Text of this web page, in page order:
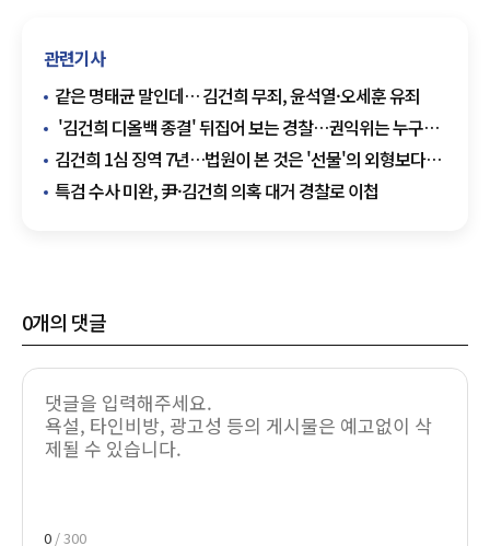
관련기사
같은 명태균 말인데… 김건희 무죄, 윤석열·오세훈 유죄
'김건희 디올백 종결' 뒤집어 보는 경찰…권익위는 누구의
권익을 지켰나
김건희 1심 징역 7년…법원이 본 것은 '선물'의 외형보다
청탁의 맥락
특검 수사 미완, 尹·김건희 의혹 대거 경찰로 이첩
0개의 댓글
0 / 300